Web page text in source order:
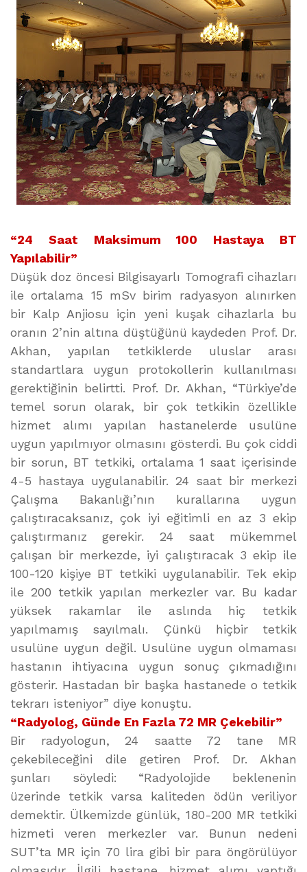
“24 Saat Maksimum 100 Hastaya BT
Yapılabilir”
Düşük doz öncesi Bilgisayarlı Tomografi cihazları
ile ortalama 15 mSv birim radyasyon alınırken
bir Kalp Anjiosu için yeni kuşak cihazlarla bu
oranın 2’nin altına düştüğünü kaydeden Prof. Dr.
Akhan, yapılan tetkiklerde uluslar arası
standartlara uygun protokollerin kullanılması
gerektiğinin belirtti. Prof. Dr. Akhan, “Türkiye’de
temel sorun olarak, bir çok tetkikin özellikle
hizmet alımı yapılan hastanelerde usulüne
uygun yapılmıyor olmasını gösterdi. Bu çok ciddi
bir sorun, BT tetkiki, ortalama 1 saat içerisinde
4-5 hastaya uygulanabilir. 24 saat bir merkezi
Çalışma Bakanlığı’nın kurallarına uygun
çalıştıracaksanız, çok iyi eğitimli en az 3 ekip
çalıştırmanız gerekir. 24 saat mükemmel
çalışan bir merkezde, iyi çalıştıracak 3 ekip ile
100-120 kişiye BT tetkiki uygulanabilir. Tek ekip
ile 200 tetkik yapılan merkezler var. Bu kadar
yüksek rakamlar ile aslında hiç tetkik
yapılmamış sayılmalı. Çünkü hiçbir tetkik
usulüne uygun değil. Usulüne uygun olmaması
hastanın ihtiyacına uygun sonuç çıkmadığını
gösterir. Hastadan bir başka hastanede o tetkik
tekrarı isteniyor” diye konuştu.
“Radyolog, Günde En Fazla 72 MR Çekebilir”
Bir radyologun, 24 saatte 72 tane MR
çekebileceğini dile getiren Prof. Dr. Akhan
şunları söyledi: “Radyolojide beklenenin
üzerinde tetkik varsa kaliteden ödün veriliyor
demektir. Ülkemizde günlük, 180-200 MR tetkiki
hizmeti veren merkezler var. Bunun nedeni
SUT’ta MR için 70 lira gibi bir para öngörülüyor